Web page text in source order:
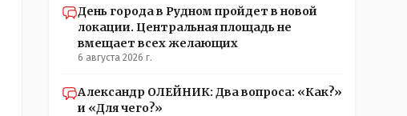
День города в Рудном пройдет в новой
локации. Центральная площадь не
вмещает всех желающих
6 августа 2026 г.
Александр ОЛЕЙНИК: Два вопроса: «Как?»
и «Для чего?»